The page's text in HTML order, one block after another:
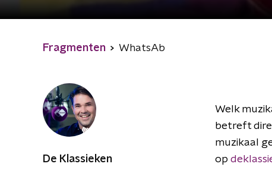
Fragmenten WhatsAb
De Klassieken
Welk
betreft
muzikaal
op